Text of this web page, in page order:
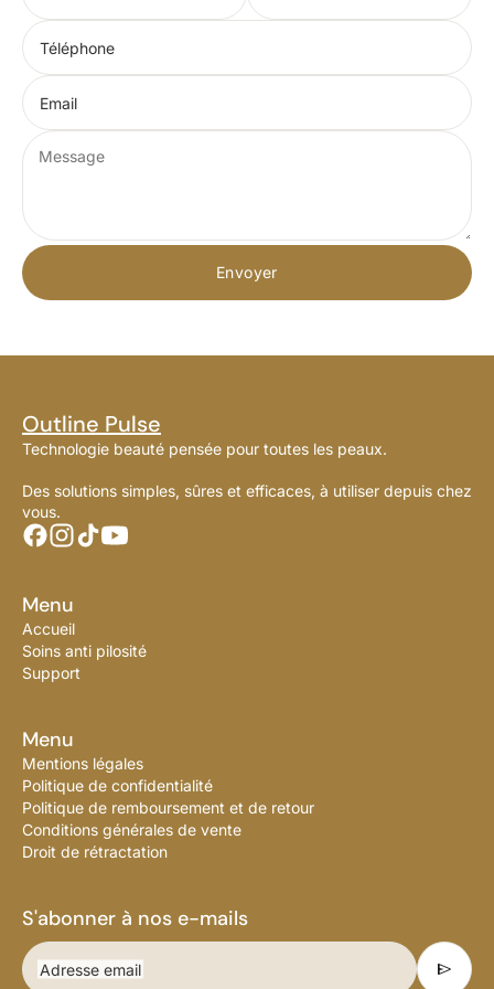
Téléphone
Email
Envoyer
Outline Pulse
Technologie beauté pensée pour toutes les peaux.
Des solutions simples, sûres et efficaces, à utiliser depuis chez
vous.
Menu
Accueil
Soins anti pilosité
Support
Menu
Mentions légales
Politique de confidentialité
Politique de remboursement et de retour
Conditions générales de vente
Droit de rétractation
S'abonner à nos e-mails
Adresse email send